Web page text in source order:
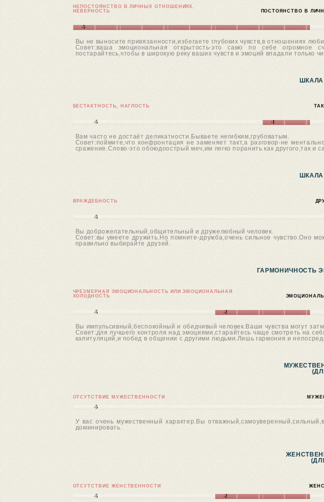
НЕПОСТОЯНСТВО В ЛИЧНЫХ ОТНОШЕНИЯХ.
НЕВЕРНОСТЬ
ПОСТОЯНСТВО В
-5
Вы не выносите привязанности,избегаете глубоких чувств,в отношениях
Совет:ваша эмоциональная открытость-это само по себе огромное
постарайтесь,чтобы в широкую реку ваших чувств и эмоций впадали только
ШКАЛА
БЕСТАКТНОСТЬ, НАГЛОСТЬ
-5 -1
Вам часто не достаёт деликатности.Бываете негибким,грубоватым.
Совет:поймите,что конфронтация не заменяет такт,а разговор-не
сражение.Слово-это обоюдоострый меч,им легко поранить как другого,так и
ВРАЖДЕБНОСТЬ
-5
Вы доброжелательный,общительный и дружелюбный человек.
Совет:вы умеете дружить.Но помните-дружба,очень сильное чувство.Оно
правильно выбирайте друзей.
ГАРМОНИЧНОСТЬ
ЧРЕЗМЕРНАЯ ЭМОЦИОНАЛЬНОСТЬ ИЛИ ЭМОЦИОНАЛЬНАЯ
ХОЛОДНОСТЬ
-5 -2
Вы импульсивный,беспокойный и обидчивый человек.Ваши чувства могут
Совет:для лучшего контроля над эмоциями,старайтесь чаще смотреть на
капитуляций,и побед в общении с другими людьми.Лишь гармония и
ОТСУТСТВИЕ МУЖЕСТВЕННОСТИ
-5
У вас очень мужественный характер.Вы
доминировать.
ОТСУТСТВИЕ ЖЕНСТВЕННОСТИ
-5
-2